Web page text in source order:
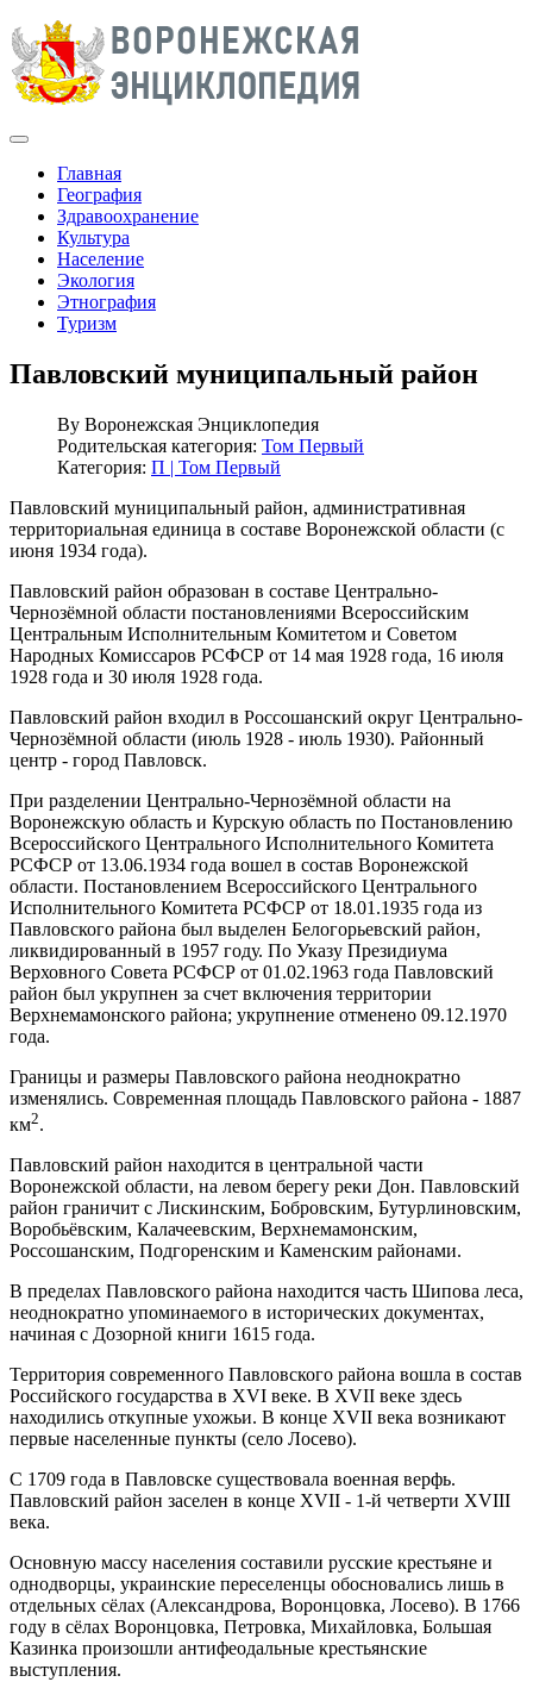
Главная
География
Здравоохранение
Культура
Население
Экология
Этнография
Туризм
Павловский муниципальный район
By Воронежская Энциклопедия
Родительская категория: Том Первый
Категория: П | Том Первый
Павловский муниципальный район, административная
территориальная единица в составе Воронежской области (с
июня 1934 года).
Павловский район образован в составе Центрально-
Чернозёмной области постановлениями Всероссийским
Центральным Исполнительным Комитетом и Советом
Народных Комиссаров РСФСР от 14 мая 1928 года, 16 июля
1928 года и 30 июля 1928 года.
Павловский район входил в Россошанский округ Центрально-
Чернозёмной области (июль 1928 - июль 1930). Районный
центр - город Павловск.
При разделении Центрально-Чернозёмной области на
Воронежскую область и Курскую область по Постановлению
Всероссийского Центрального Исполнительного Комитета
РСФСР от 13.06.1934 года вошел в состав Воронежской
области. Постановлением Всероссийского Центрального
Исполнительного Комитета РСФСР от 18.01.1935 года из
Павловского района был выделен Белогорьевский район,
ликвидированный в 1957 году. По Указу Президиума
Верховного Совета РСФСР от 01.02.1963 года Павловский
район был укрупнен за счет включения территории
Верхнемамонского района; укрупнение отменено 09.12.1970
года.
Границы и размеры Павловского района неоднократно
изменялись. Современная площадь Павловского района - 1887
км2.
Павловский район находится в центральной части
Воронежской области, на левом берегу реки Дон. Павловский
район граничит с Лискинским, Бобровским, Бутурлиновским,
Воробьёвским, Калачеевским, Верхнемамонским,
Россошанским, Подгоренским и Каменским районами.
В пределах Павловского района находится часть Шипова леса,
неоднократно упоминаемого в исторических документах,
начиная с Дозорной книги 1615 года.
Территория современного Павловского района вошла в состав
Российского государства в XVI веке. В XVII веке здесь
находились откупные ухожьи. В конце XVII века возникают
первые населенные пункты (село Лосево).
С 1709 года в Павловске существовала военная верфь.
Павловский район заселен в конце XVII - 1-й четверти XVIII
века.
Основную массу населения составили русские крестьяне и
однодворцы, украинские переселенцы обосновались лишь в
отдельных сёлах (Александрова, Воронцовка, Лосево). В 1766
году в сёлах Воронцовка, Петровка, Михайловка, Большая
Казинка произошли антифеодальные крестьянские
выступления.